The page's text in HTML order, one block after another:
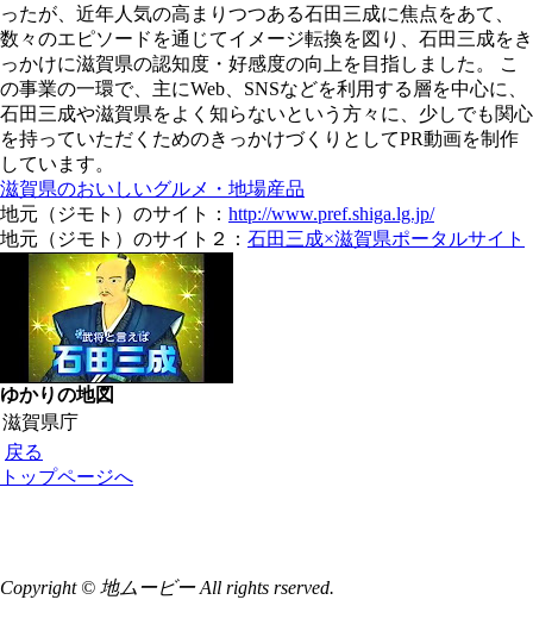
ったが、近年人気の高まりつつある石田三成に焦点をあて、
数々のエピソードを通じてイメージ転換を図り、石田三成をき
っかけに滋賀県の認知度・好感度の向上を目指しました。 こ
の事業の一環で、主にWeb、SNSなどを利用する層を中心に、
石田三成や滋賀県をよく知らないという方々に、少しでも関心
を持っていただくためのきっかけづくりとしてPR動画を制作
しています。
滋賀県のおいしいグルメ・地場産品
地元（ジモト）のサイト： http://www.pref.shiga.lg.jp/
地元（ジモト）のサイト２： 石田三成×滋賀県ポータルサイト
ゆかりの地図
滋賀県庁
戻る
トップページへ
Copyright © 地ムービー All rights rserved.